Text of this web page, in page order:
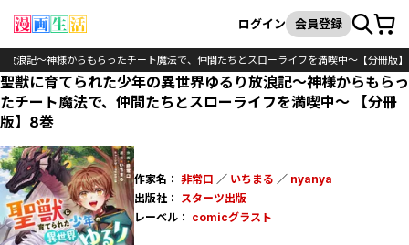
検索
ログイン 会員登録カート
浪記～神様からもらったチート魔法で、仲間たちとスローライフを満喫中～【分冊版】
聖獣に育てられた少年の異世界ゆるり放浪記～神様からもらっ
たチート魔法で、仲間たちとスローライフを満喫中～ 【分冊
版】8巻
作家名： 非常口 ／ いちまる ／ nyanya
出版社： スターツ出版
レーベル： comicグラスト